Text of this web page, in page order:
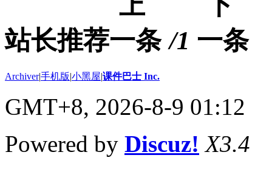
站长推荐 /1
Archiver|手机版|小黑屋|课件巴士 Inc.
GMT+8, 2026-8-9 01:12
Powered by Discuz! X3.4